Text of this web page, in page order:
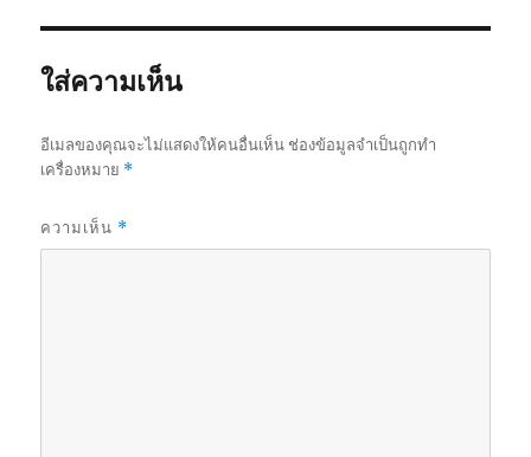
ใส่ความเห็น
อีเมลของคุณจะไม่แสดงให้คนอื่นเห็น ช่องข้อมูลจำเป็นถูกทำ
เครื่องหมาย *
ความเห็น *